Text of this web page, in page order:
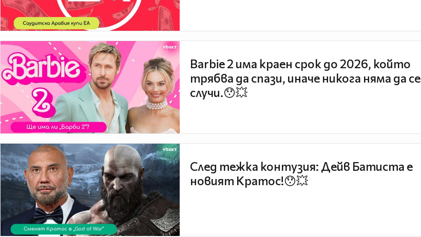
Barbie 2 има краен срок до 2026, който
трябва да спази, иначе никога няма да се
случи.😯💥
След тежка контузия: Дейв Батиста е
новият Кратос!😯💥